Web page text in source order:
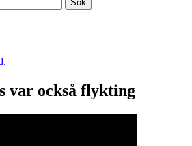
var också flykting